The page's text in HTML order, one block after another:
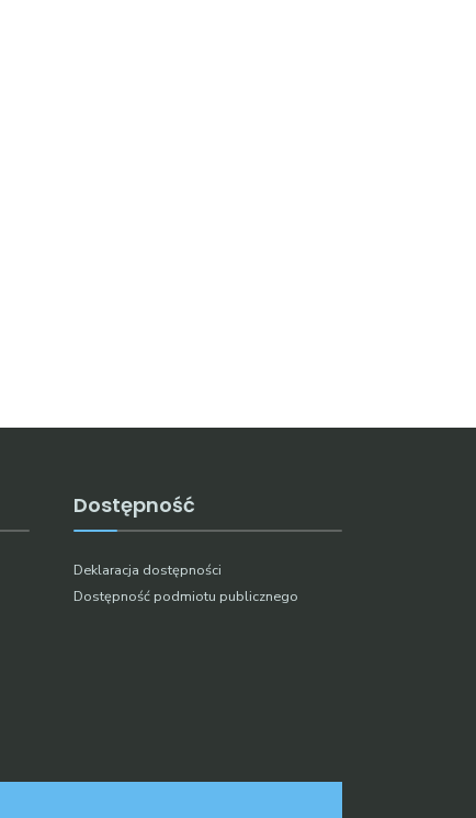
Dostępność
Deklaracja dostępności
Dostępność podmiotu publicznego